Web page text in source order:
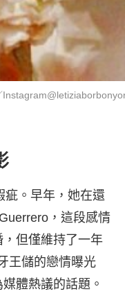
疵。早年，她在還
，這段感情
但僅維持了一年
王儲的戀情曝光
體熱議的話題。